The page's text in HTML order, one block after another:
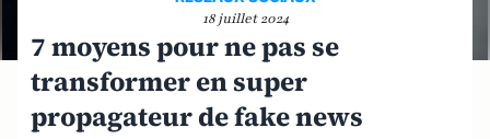
18 juillet 2024
7 moyens pour ne pas se
transformer en super
propagateur de fake news